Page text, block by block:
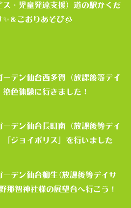
ス・児童発達支援）道の駅かくだ
✨＆こおりあそび🧊
ーデン仙台西多賀（放課後等デイ
染色体験に行きました！
ーデン仙台長町南（放課後等デイ
「ジョイポリス」を行いました
ーデン仙台柳生(放課後等デイサ
那智神社様の展望台へ行こう！